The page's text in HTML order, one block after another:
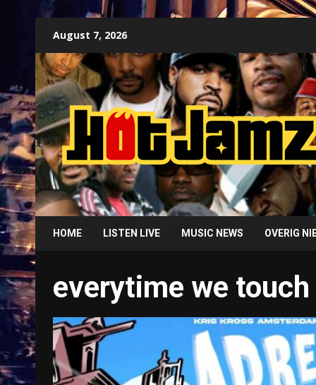
content
August 7, 2026
HOME LISTEN LIVE MUSIC NEWS OVERIG
everytime we touch